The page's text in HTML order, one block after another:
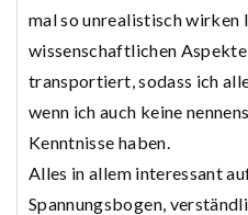
mal so unrealistisch wirken
wissenschaftlichen
transportiert, sodass ich
wenn ich auch keine
Kenntnisse haben.
Alles in allem interessant
Spannungsbogen,